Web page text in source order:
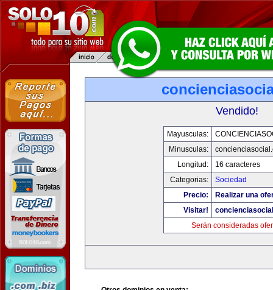
Vendido!
Mayusculas:
Minusculas:
Longitud:
16 caracteres
Categorias:
Sociedad
Precio:
Realizar una
Visitar!
Serán consideradas